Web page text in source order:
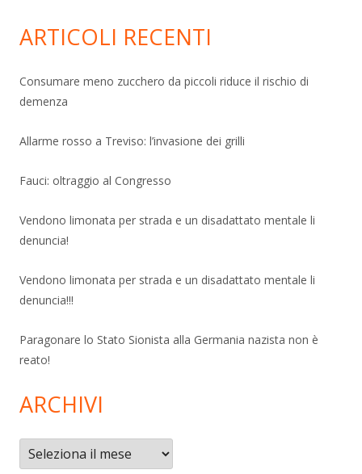
ARTICOLI RECENTI
Consumare meno zucchero da piccoli riduce il rischio di
demenza
Allarme rosso a Treviso: l’invasione dei grilli
Fauci: oltraggio al Congresso
Vendono limonata per strada e un disadattato mentale li
denuncia!
Vendono limonata per strada e un disadattato mentale li
denuncia!!!
Paragonare lo Stato Sionista alla Germania nazista non è
reato!
ARCHIVI
Archivi